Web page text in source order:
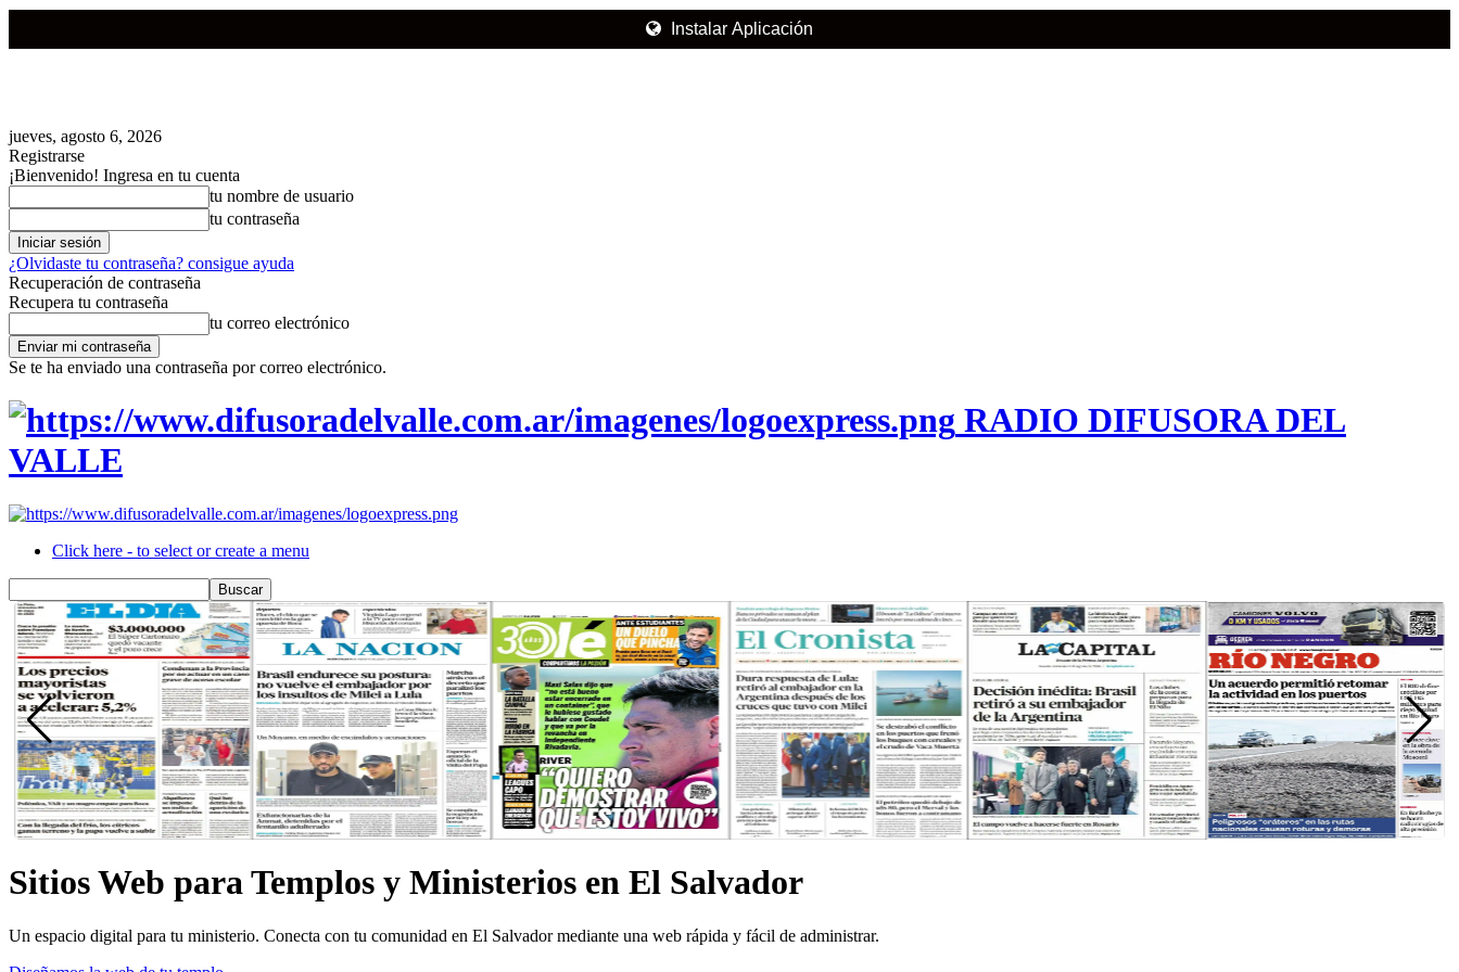
Instalar Aplicación
jueves, agosto 6, 2026
Registrarse
¡Bienvenido! Ingresa en tu cuenta
tu nombre de usuario
tu contraseña
¿Olvidaste tu contraseña? consigue ayuda
Recuperación de contraseña
Recupera tu contraseña
tu correo electrónico
Se te ha enviado una contraseña por correo electrónico.
RADIO DIFUSORA DEL
VALLE
Click here - to select or create a menu
Sitios Web para Templos y Ministerios en El Salvador
Un espacio digital para tu ministerio. Conecta con tu comunidad en El Salvador mediante una web rápida y fácil de administrar.